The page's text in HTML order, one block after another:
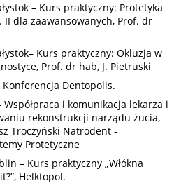
– Kurs praktyczny: Protetyka
II dla zaawansowanych, Prof. dr
Kurs praktyczny: Okluzja w
Prof. dr hab, J. Pietruski
Konferencja Dentopolis.
Współpraca i komunikacja lekarza i
rekonstrukcji narządu żucia,
Troczyński Natrodent -
Protetyczne
– Kurs praktyczny „Włókna
Helktopol.